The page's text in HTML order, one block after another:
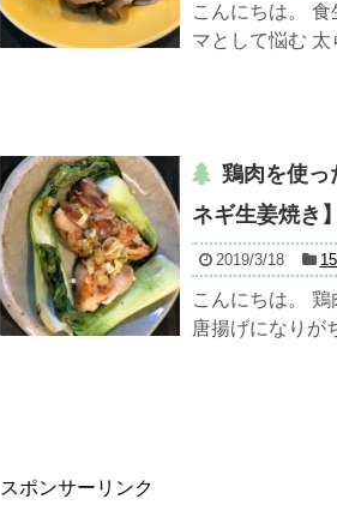
こんにちは。
マとして悩む
鶏肉を使っ
ネギ生姜焼き
2019/3/18
こんにちは。
唐揚げになりが
スポンサーリンク